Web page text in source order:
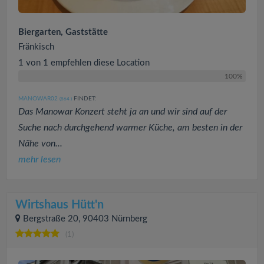
Biergarten, Gaststätte
Fränkisch
1 von 1 empfehlen diese Location
100%
MANOWAR02 (864 ) FINDET:
Das Manowar Konzert steht ja an und wir sind auf der
Suche nach durchgehend warmer Küche, am besten in der
Nähe von...
mehr lesen
Wirtshaus Hütt'n
Bergstraße 20, 90403 Nürnberg